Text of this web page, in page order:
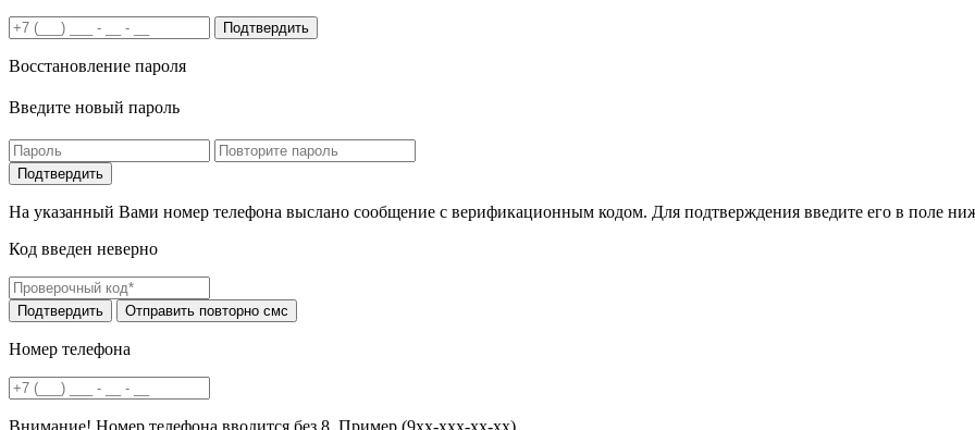
Подтвердить
Восстановление пароля
Введите новый пароль
На указанный Вами номер телефона выслано сообщение с верификационным кодом. Для подтверждения введите его в поле
Код введен неверно
Номер телефона
Внимание! Номер телефона вводится без 8. Пример (9хх-ххх-хх-хх)